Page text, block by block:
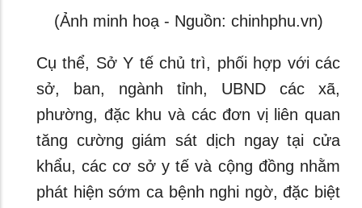
(Ảnh minh hoạ - Nguồn: chinhphu.vn)
Cụ thể, Sở Y tế chủ trì, phối hợp với các
sở, ban, ngành tỉnh, UBND các xã,
phường, đặc khu và các đơn vị liên quan
tăng cường giám sát dịch ngay tại cửa
khẩu, các cơ sở y tế và cộng đồng nhằm
phát hiện sớm ca bệnh nghi ngờ, đặc biệt